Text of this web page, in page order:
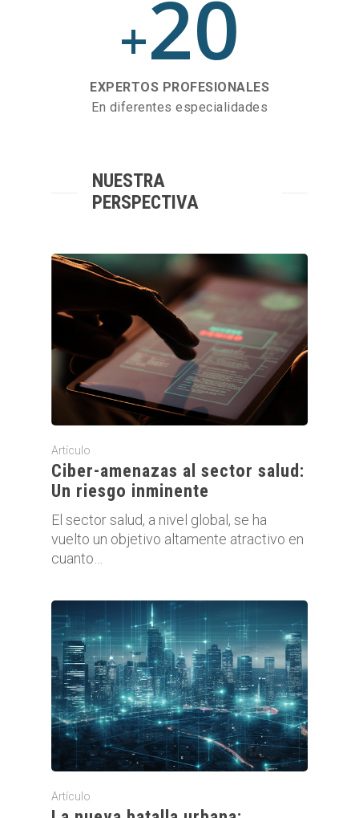
+20
EXPERTOS PROFESIONALES
En diferentes especialidades
NUESTRA
PERSPECTIVA
Artículo
Ciber-amenazas al sector salud:
Un riesgo inminente
El sector salud, a nivel global, se ha
vuelto un objetivo altamente atractivo en
cuanto…
Artículo